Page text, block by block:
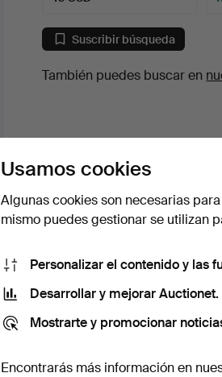
Suscribir búsqueda
También puedes buscar en
Usamos cookies
Algunas cookies son necesarias
mismo puedes gestionar se utilizan
Personalizar el contenido y las
Desarrollar y mejorar Auctionet.
Mostrarte y promocionar
Encontrarás más información en